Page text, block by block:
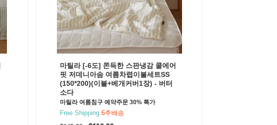
마틸라 [-6도] 쫀득한 스판냉감 쿨에어
핏 저데니아솜 여름차렵이불세트SS
(150*200)(이불+베개커버1장) - 버터
소다
마틸라 여름침구 예약주문 30% 특가
Free Shipping 6주배송